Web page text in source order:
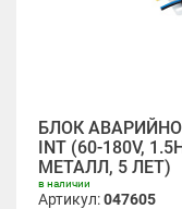
БЛОК
INT (60-180V,
МЕТАЛЛ, 5 ЛЕТ)
в наличии
Артикул:047605